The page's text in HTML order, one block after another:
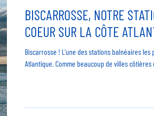
BISCARROSSE, NOTRE
COEUR SUR LA CÔTE
Biscarrosse ! L’une des stations balnéaires
Atlantique. Comme beaucoup de villes côtières